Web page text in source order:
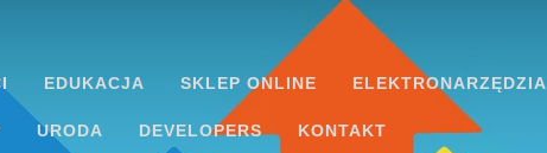
EDUKACJA SKLEP ONLINE ELEKTRONARZĘDZIA
URODA DEVELOPERS KONTAKT